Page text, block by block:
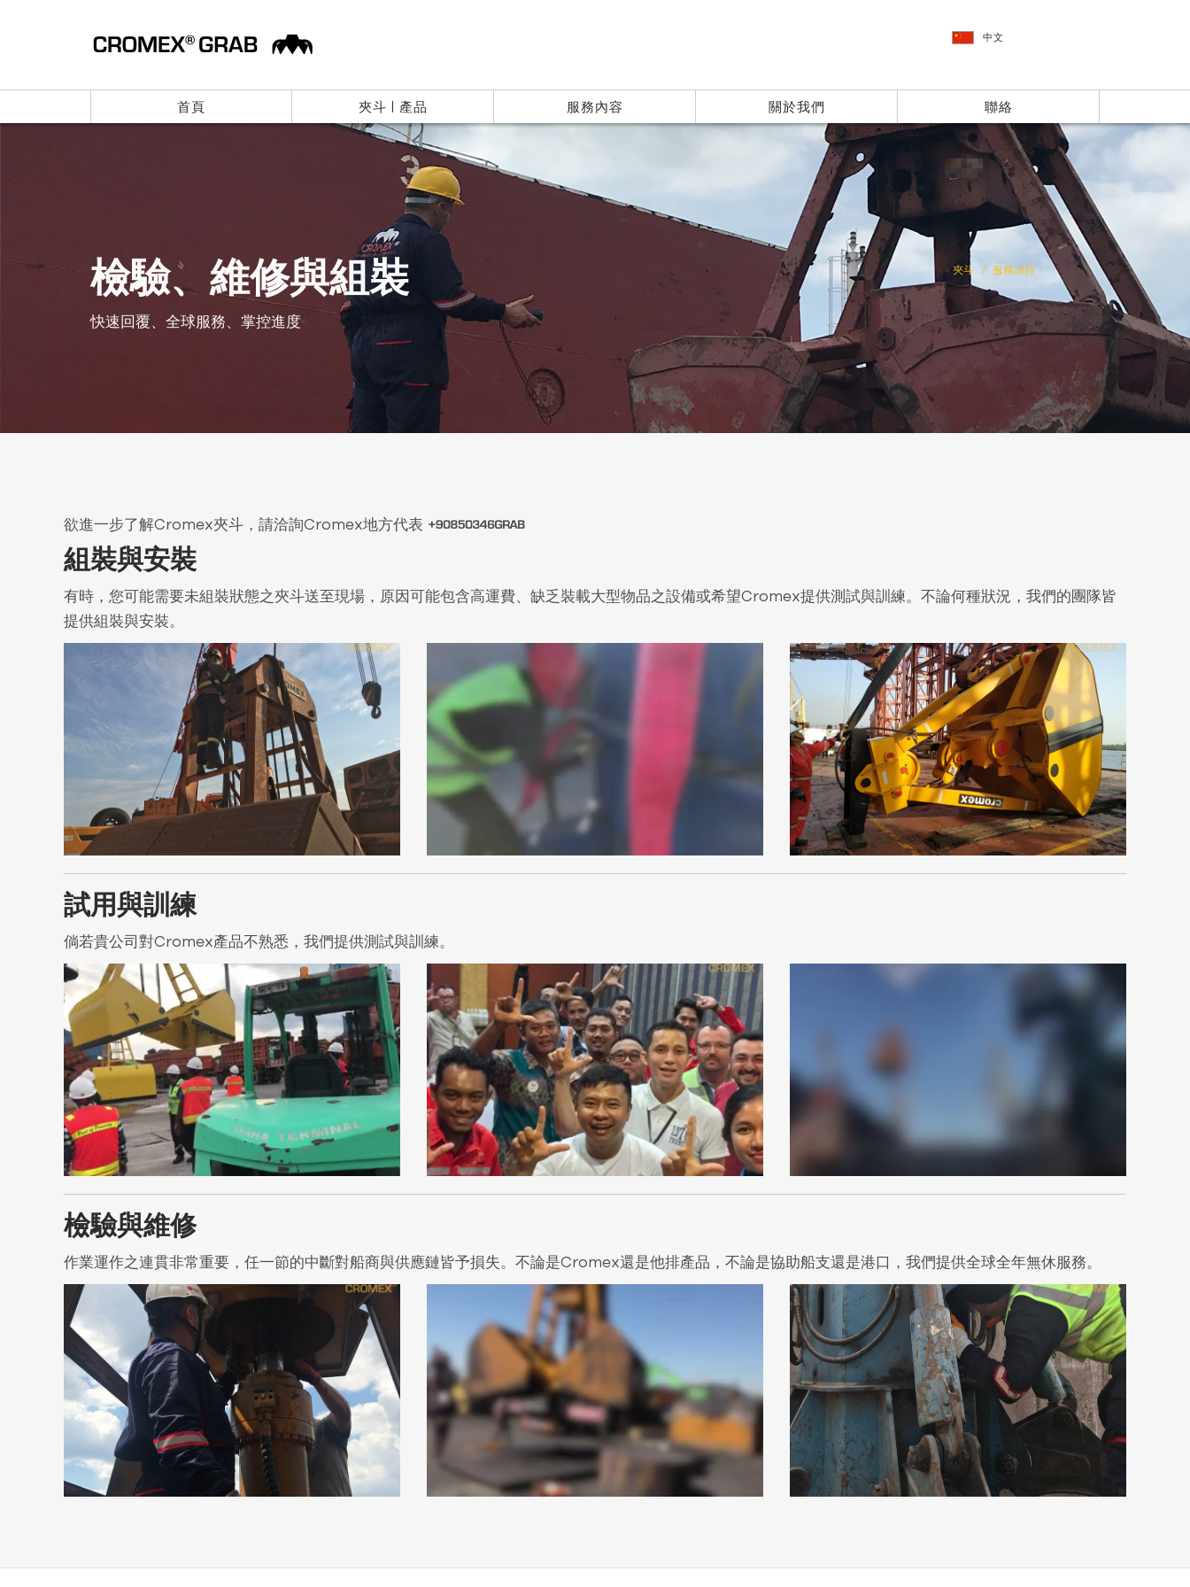
首頁 夾斗 | 產品 服務內容 關於我們 聯絡
中文
檢驗、維修與組裝
快速回覆、全球服務、掌控進度
夾斗 服務項目
欲進一步了解Cromex夾斗，請洽詢Cromex地方代表
組裝與安裝
有時，您可能需要未組裝狀態之夾斗送至現場，原因可能包含高運費、缺乏裝載大型物品之設備或希望Cromex提供測試與訓練。不論何種狀況，我們的團隊皆
提供組裝與安裝。
試用與訓練
倘若貴公司對Cromex產品不熟悉，我們提供測試與訓練。
檢驗與維修
作業運作之連貫非常重要，任一節的中斷對船商與供應鏈皆予損失。不論是Cromex還是他排產品，不論是協助船支還是港口，我們提供全球全年無休服務。